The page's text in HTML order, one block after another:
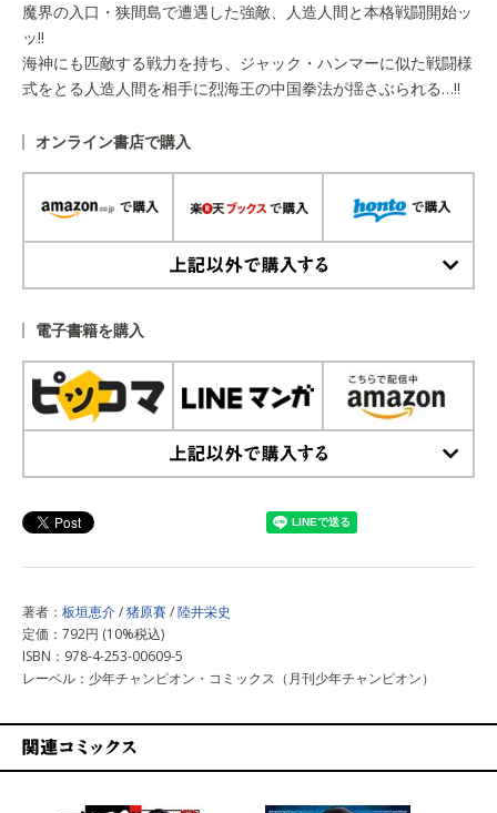
魔界の入口・狭間島で遭遇した強敵、人造人間と本格戦闘開始ッ
ッ!!
海神にも匹敵する戦力を持ち、ジャック・ハンマーに似た戦闘様
式をとる人造人間を相手に烈海王の中国拳法が揺さぶられる…!!
オンライン書店で購入
電子書籍を購入
著者： 板垣恵介/猪原賽 /陸井栄史
定価：792円 (10%税込)
ISBN：978-4-253-00609-5
レーベル：少年チャンピオン・コミックス（月刊少年チャンピオン）